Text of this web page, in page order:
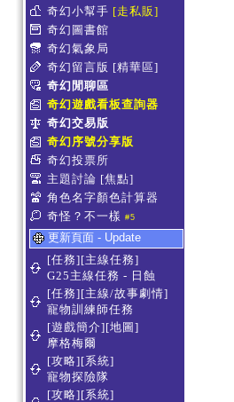
奇幻小幫手 [走私販]
奇幻圖書館
奇幻氣象局
奇幻留言版 [精華區]
奇幻閒聊區
奇幻遊戲看板查詢器
奇幻交易版
奇幻序號分享版
奇幻投票所
主題討論 [焦點]
角色名字顏色計算器
奇怪？不一樣 #5
更新頁面 - Update
[任務][主線任務]
G25主線任務 - 日蝕
[任務][主線/故事劇情]
寵物訓練師任務
[遊戲簡介][地圖]
摩格梅爾
[攻略][系統]
寵物探險隊
[攻略][系統]